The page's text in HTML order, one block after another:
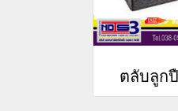
ตลับลูกปื